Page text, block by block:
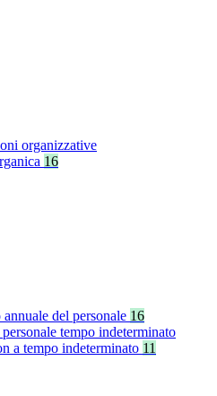
organizzative
16
del personale 16
tempo indeterminato
a tempo indeterminato 11